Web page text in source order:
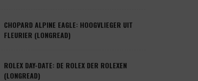
CHOPARD ALPINE EAGLE: HOOGVLIEGER UIT
FLEURIER (LONGREAD)
ROLEX DAY-DATE: DE ROLEX DER ROLEXEN
(LONGREAD)